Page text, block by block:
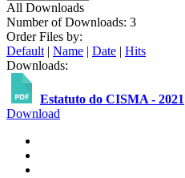
All Downloads
Number of Downloads: 3
Order Files by:
Default | Name | Date | Hits
Downloads:
Estatuto do CISMA - 2021
Download